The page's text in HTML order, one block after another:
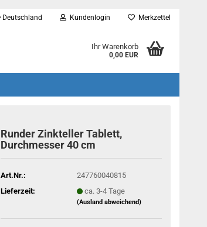
Deutschland Kundenlogin Merkzettel
Ihr Warenkorb
0,00 EUR
Runder Zinkteller Tablett,
Durchmesser 40 cm
Art.Nr.:
247760040815
Lieferzeit:
ca. 3-4 Tage
(Ausland abweichend)